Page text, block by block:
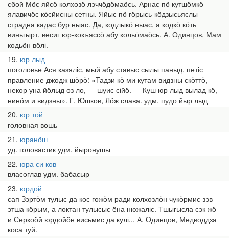
сбой Мӧс яйсӧ колхозӧ лэччӧдӧмаӧсь. Арнас пӧ кутшӧмкӧ
ялавичӧс кӧсйисны сетны. Яйыс пӧ гӧрысь-кӧдзысьяслы
страдна кадас бур ныас. Да, кодлыкӧ ныас, а кодкӧ кӧть
виньгырт, весиг юр-кокъяссӧ абу кольӧмаӧсь. А. Одинцов, Мам
кодьӧн вӧлі.
19 юр лыд
поголовье Ася казяліс, мый абу ставыс сылы паныд, петіс
правление джодж шӧрӧ: «Тадзи кӧ ми кутам видзны скӧттӧ,
некор уна йӧлыд оз ло, — шуис сійӧ. — Куш юр лыд вылад кӧ,
нинӧм и видзны». Г. Юшков, Лӧж слава. удм. пудо йыр лыд
20 юр той
головная вошь
21 юранӧш
уд. головастик удм. йыронушы
22 юра си ков
власоглав удм. бабасыр
23 юрдой
сап Зэртӧм тулыс да кос гожӧм ради колхозлӧн чукӧрмис зэв
этша кӧрым, а локтан тулысыс ёна нюжаліс. Тшыгысла сэк жӧ
и Серкоӧй юрдойӧн висьмис да кулі... А. Одинцов, Медводдза
коса туй.